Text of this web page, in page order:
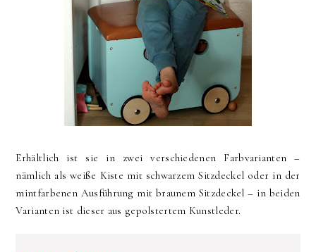
Erhältlich ist sie in zwei verschiedenen Farbvarianten –
nämlich als weiße Kiste mit schwarzem Sitzdeckel oder in der
mintfarbenen Ausführung mit braunem Sitzdeckel – in beiden
Varianten ist dieser aus gepolstertem Kunstleder.